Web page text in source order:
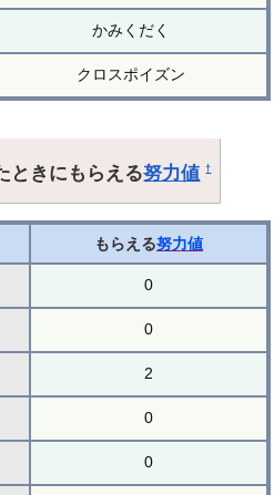
かみくだく
クロスポイズン
ときにもらえる努力値 †
もらえる努力値
0
0
2
0
0